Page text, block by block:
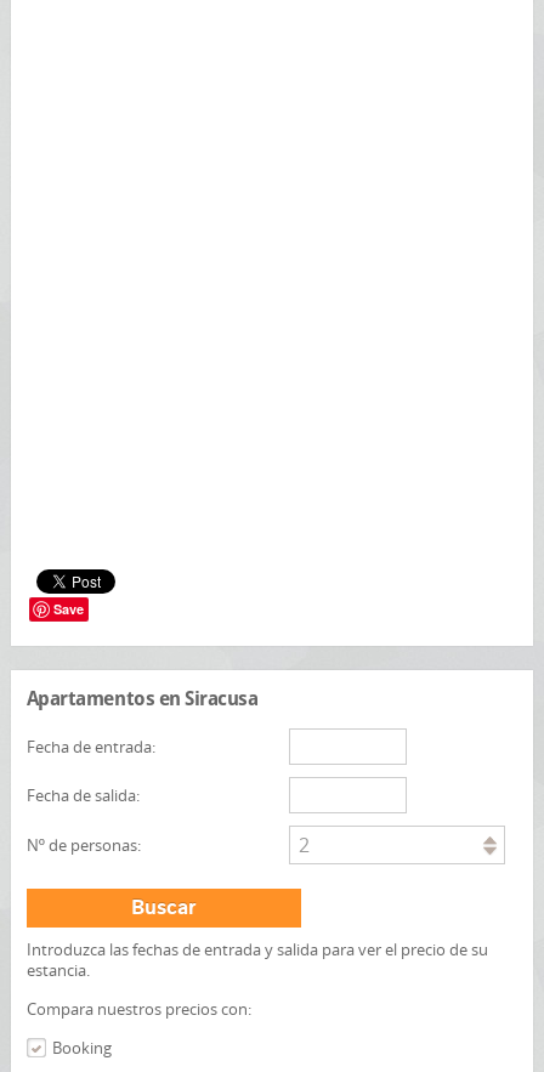
Save
Apartamentos en Siracusa
Fecha de entrada:
Fecha de salida:
Nº de personas: 2
Buscar
Introduzca las fechas de entrada y salida para ver el precio de su
estancia.
Compara nuestros precios con:
Booking